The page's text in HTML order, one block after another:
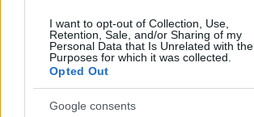
I want to opt-out of Collection, Use,
Retention, Sale, and/or Sharing of my
Personal Data that Is Unrelated with the
Purposes for which it was collected.
Opted Out
Google consents
novákandris
16 éve
Okos dolgok vannak ide is írva, az tény.
Ez, amit smartdrive kolléga is idézett,